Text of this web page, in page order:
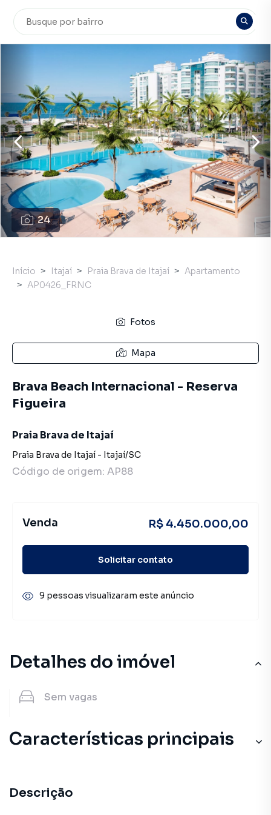
24
Detalhes do imóvel
Sem vagas
Características principais
Descrição
Início Itajaí Praia Brava de Itajaí
Apartamento
AP0426_FRNC
Fotos
Mapa
Brava Beach Internacional - Reserva
Figueira
Praia Brava de Itajaí
Praia Brava de Itajaí - Itajaí/SC
Código de origem: AP88
Venda R$ 4.450.000,00
Solicitar contato
9 pessoas visualizaram este anúncio